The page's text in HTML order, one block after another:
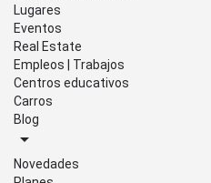
Lugares
Eventos
Real Estate
Empleos | Trabajos
Centros educativos
Carros
Blog
Novedades